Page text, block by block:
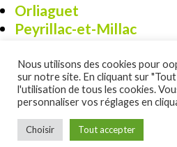
Orliaguet
Peyrillac-et-Millac
Un site réalisé par DSO
Nous utilisons des cookies pour
sur notre site. En cliquant sur
l'utilisation de tous les cookies.
personnaliser vos réglages en
Choisir Tout accepter